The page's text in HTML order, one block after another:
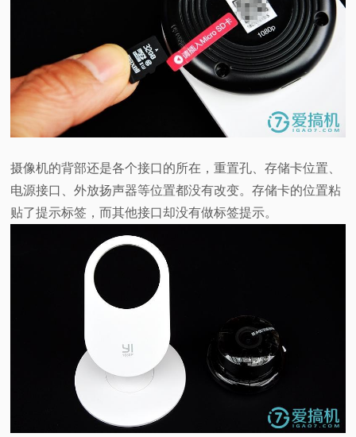
摄像机的背部还是各个接口的所在，重置孔、存储卡位置、
电源接口、外放扬声器等位置都没有改变。存储卡的位置粘
贴了提示标签，而其他接口却没有做标签提示。